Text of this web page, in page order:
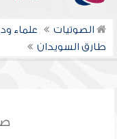
الصوتيات علماء
طارق السويدان